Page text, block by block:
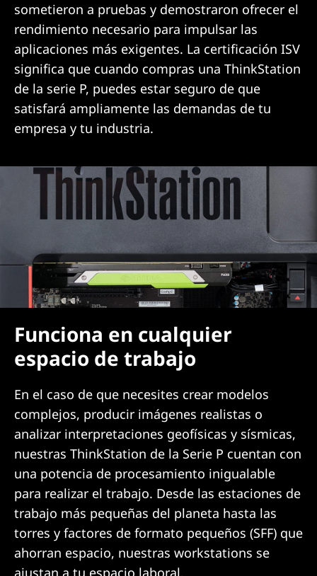
sometieron a pruebas y demostraron ofrecer el
rendimiento necesario para impulsar las
aplicaciones más exigentes. La certificación ISV
significa que cuando compras una ThinkStation
de la serie P, puedes estar seguro de que
satisfará ampliamente las demandas de tu
empresa y tu industria.
Funciona en cualquier
espacio de trabajo
En el caso de que necesites crear modelos
complejos, producir imágenes realistas o
analizar interpretaciones geofísicas y sísmicas,
nuestras ThinkStation de la Serie P cuentan con
una potencia de procesamiento inigualable
para realizar el trabajo. Desde las estaciones de
trabajo más pequeñas del planeta hasta las
torres y factores de formato pequeños (SFF) que
ahorran espacio, nuestras workstations se
ajustan a tu espacio laboral.